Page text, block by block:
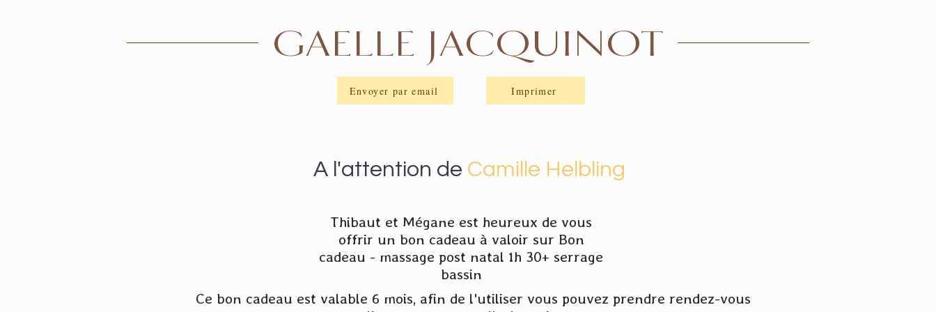
GAELLE JACQUINOT
Envoyer par email Imprimer
A l'attention de Camille Helbling
Thibaut et Mégane est heureux de vous
offrir un bon cadeau à valoir sur Bon
cadeau - massage post natal 1h 30+ serrage
bassin
Ce bon cadeau est valable 6 mois, afin de l'utiliser vous pouvez prendre rendez-vous